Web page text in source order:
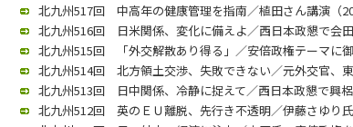
北九州517回 中高年の健康管理を指南／植田さん講演（
北九州516回 日米関係、変化に備えよ／西日本政懇で会田
北九州515回 「外交解散あり得る」／安倍政権テーマに御
北九州514回 北方領土交渉、失敗できない／元外交官、東
北九州513回 日中関係、冷静に捉えて／西日本政懇で興梠
北九州512回 英のＥＵ離脱、先行き不透明／伊藤さゆり氏